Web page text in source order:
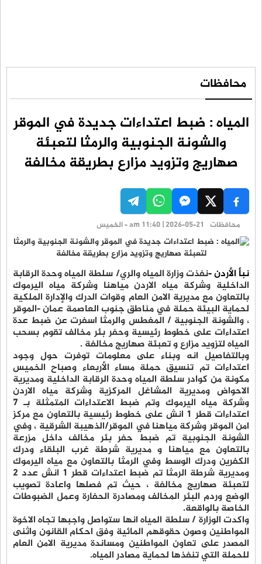
محافظات
المياه : ضبط اعتداءات جديدة في الموقر
والشونة الجنوبية والرمثا لتعبئة
صهاريج وتزويد مزارع بطريقة مخالفة
محافظات am 11:40 | 2026-05-21 - الخميس
نبأ الأردن -نفذت وزارة المياه والري/ سلطة المياه وحدة الرقابة
الداخلية وشركة مياه الاردن مياهنا وشركة مياه اليرموك
بالتعاون مع مديرية الامن العام وقوات الدرك والإدارة الملكية
لحماية البيئة حملة في مناطق جنوب العاصمة عمان -الموقر
، والشونة الجنوبية / المغطس والرمثا اسفرت عن ضبط عدة
اعتداءات على خطوط رئيسية وحفر بئر مخالف تقوم بسحب
المياه لتزويد مزارع و تعبئة صهاريج مخالفة .
وبالتفاصيل انه وبناء على معلومات توفرت حول وجود
اعتداءات تم تنسيق حملة مساء الأربعاء وصباح الخميس
مكونة من كوادر سلطة المياه وحدة الرقابة الداخلية ومديرية
الاحواض ومديرية المشاغل المركزية وشركة مياه الاردن
وشركة مياه اليرموك وتم ضبط الاعتداءات المتمثلة بـ 7
اعتداءات قطر 1 انش على خطوط رئيسية بالتعاون مع مركز
امن الموقر وشركة مياهنا في الموقر/الذهيبة الشرقية ، وفي
الشونة الجنوبية تم ضبط حفر بئر مخالف داخل مزرعة
بالتعاون مع مياهنا و مديرية شرطة غرب البلقاء ودرك
الكفرين ودرك الوسط وفي الرمثا بالتعاون مع مياه اليرموك
ومديرية شرطة الرمثا تم ضبط اعتداءات قطر 1 انش عدد 2
لتعبئة صهاريج مخالفة ، حيث تم فصلها واعادة تصويب
الوضع وردم البئر المخالف ومصادرة الحفارة وعمل الضبوطات
الخاصة بالواقعة.
واكدت الوزارة / سلطة المياه انها ستواصل واجبها تجاه الاخوة
المواطنين وصون حقوقهم المائية وفق احكام القانون واثنى
المصدر على تعاون المواطنين ومساندة مديرية الامن العام
للحملة التي تنفذها لحماية مصادر المياه.